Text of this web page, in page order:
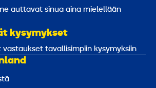
auttavat sinua aina mielellään
kysymykset
vastaukset tavallisimpiin kysymyksiin